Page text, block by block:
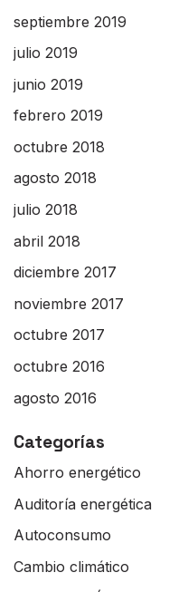
septiembre 2019
julio 2019
junio 2019
febrero 2019
octubre 2018
agosto 2018
julio 2018
abril 2018
diciembre 2017
noviembre 2017
octubre 2017
octubre 2016
agosto 2016
Categorías
Ahorro energético
Auditoría energética
Autoconsumo
Cambio climático